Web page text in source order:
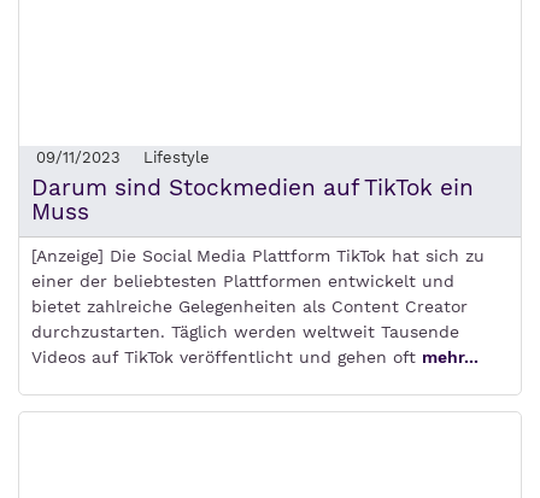
09/11/2023 Lifestyle
Darum sind Stockmedien auf TikTok ein
Muss
[Anzeige] Die Social Media Plattform TikTok hat sich zu
einer der beliebtesten Plattformen entwickelt und
bietet zahlreiche Gelegenheiten als Content Creator
durchzustarten. Täglich werden weltweit Tausende
Videos auf TikTok veröffentlicht und gehen oft mehr...